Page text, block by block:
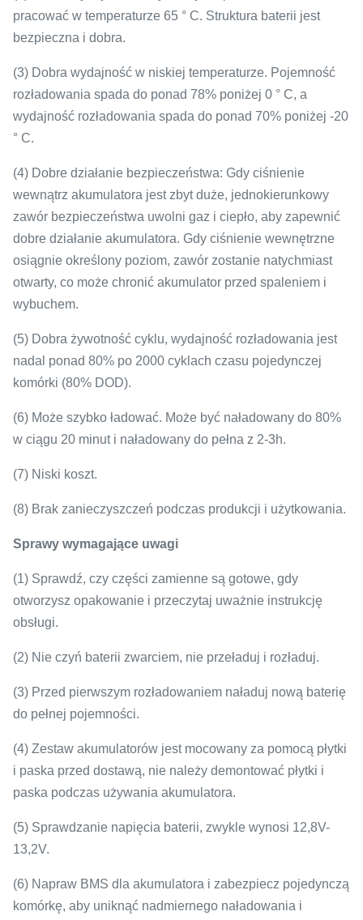
pracować w temperaturze 65 ° C. Struktura baterii jest
bezpieczna i dobra.
(3) Dobra wydajność w niskiej temperaturze. Pojemność
rozładowania spada do ponad 78% poniżej 0 ° C, a
wydajność rozładowania spada do ponad 70% poniżej -20
° C.
(4) Dobre działanie bezpieczeństwa: Gdy ciśnienie
wewnątrz akumulatora jest zbyt duże, jednokierunkowy
zawór bezpieczeństwa uwolni gaz i ciepło, aby zapewnić
dobre działanie akumulatora. Gdy ciśnienie wewnętrzne
osiągnie określony poziom, zawór zostanie natychmiast
otwarty, co może chronić akumulator przed spaleniem i
wybuchem.
(5) Dobra żywotność cyklu, wydajność rozładowania jest
nadal ponad 80% po 2000 cyklach czasu pojedynczej
komórki (80% DOD).
(6) Może szybko ładować. Może być naładowany do 80%
w ciągu 20 minut i naładowany do pełna z 2-3h.
(7) Niski koszt.
(8) Brak zanieczyszczeń podczas produkcji i użytkowania.
Sprawy wymagające uwagi
(1) Sprawdź, czy części zamienne są gotowe, gdy
otworzysz opakowanie i przeczytaj uważnie instrukcję
obsługi.
(2) Nie czyń baterii zwarciem, nie przeładuj i rozładuj.
(3) Przed pierwszym rozładowaniem naładuj nową baterię
do pełnej pojemności.
(4) Zestaw akumulatorów jest mocowany za pomocą płytki
i paska przed dostawą, nie należy demontować płytki i
paska podczas używania akumulatora.
(5) Sprawdzanie napięcia baterii, zwykle wynosi 12,8V-
13,2V.
(6) Napraw BMS dla akumulatora i zabezpiecz pojedynczą
komórkę, aby uniknąć nadmiernego naładowania i